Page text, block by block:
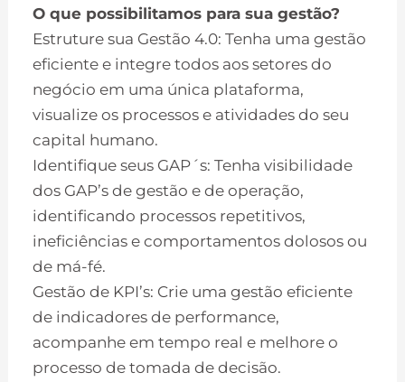
O que possibilitamos para sua gestão?
Estruture sua Gestão 4.0: Tenha uma gestão
eficiente e integre todos aos setores do
negócio em uma única plataforma,
visualize os processos e atividades do seu
capital humano.
Identifique seus GAP´s: Tenha visibilidade
dos GAP’s de gestão e de operação,
identificando processos repetitivos,
ineficiências e comportamentos dolosos ou
de má-fé.
Gestão de KPI’s: Crie uma gestão eficiente
de indicadores de performance,
acompanhe em tempo real e melhore o
processo de tomada de decisão.